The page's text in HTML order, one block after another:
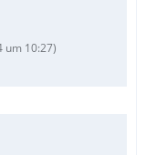
um 10:27)